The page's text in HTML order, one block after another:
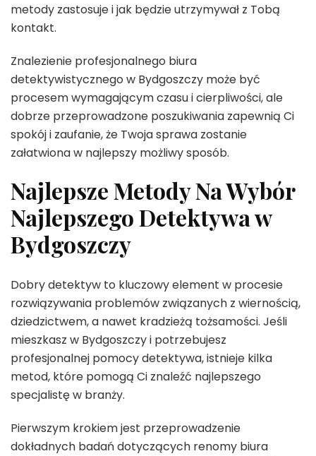
metody zastosuje i jak będzie utrzymywał z Tobą
kontakt.
Znalezienie profesjonalnego biura
detektywistycznego w Bydgoszczy może być
procesem wymagającym czasu i cierpliwości, ale
dobrze przeprowadzone poszukiwania zapewnią Ci
spokój i zaufanie, że Twoja sprawa zostanie
załatwiona w najlepszy możliwy sposób.
Najlepsze Metody Na Wybór
Najlepszego Detektywa w
Bydgoszczy
Dobry detektyw to kluczowy element w procesie
rozwiązywania problemów związanych z wiernością,
dziedzictwem, a nawet kradzieżą tożsamości. Jeśli
mieszkasz w Bydgoszczy i potrzebujesz
profesjonalnej pomocy detektywa, istnieje kilka
metod, które pomogą Ci znaleźć najlepszego
specjalistę w branży.
Pierwszym krokiem jest przeprowadzenie
dokładnych badań dotyczących renomy biura